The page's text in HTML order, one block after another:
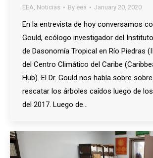
EEA, Noticias By eea January 20, 2020
En la entrevista de hoy conversamos
Gould, ecólogo investigador del
de Dasonomía Tropical en Río Piedras
del Centro Climático del Caribe
Hub). El Dr. Gould nos habla sobre
rescatar los árboles caídos luego de
del 2017. Luego de…